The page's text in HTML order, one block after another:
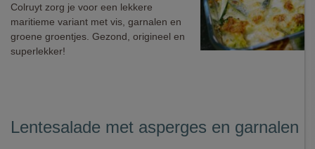
Colruyt zorg je voor een lekkere
maritieme variant met vis, garnalen en
groene groentjes. Gezond, origineel en
superlekker!
Lentesalade met asperges en garnalen